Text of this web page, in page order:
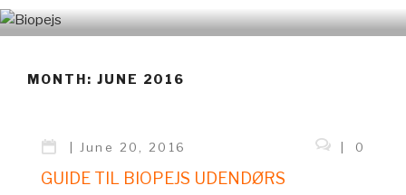
Skip
to
MONTH: JUNE 2016
|
Posted
June 20, 2016 | 0
GUIDE TIL BIOPEJS UDENDØRS